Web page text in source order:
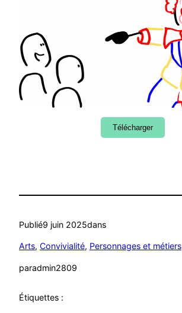
Télécharger
Publié9 juin 2025dans
Arts, Convivialité, Personnages et métiers
paradmin2809
Étiquettes :